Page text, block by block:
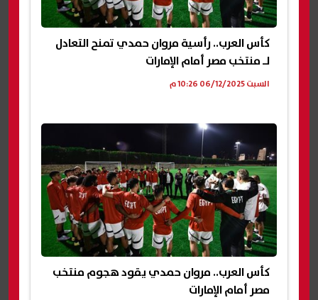
كأس العرب.. رأسية مروان حمدي تمنح التعادل
لـ منتخب مصر أمام الإمارات
السبت 06/12/2025 10:26 م
كأس العرب.. مروان حمدي يقود هجوم منتخب
مصر أمام الإمارات